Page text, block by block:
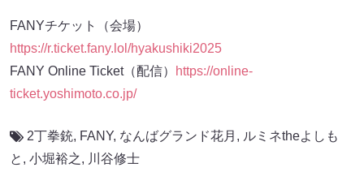
FANYチケット（会場）
https://r.ticket.fany.lol/hyakushiki2025
FANY Online Ticket（配信）
https://online-
ticket.yoshimoto.co.jp/
2丁拳銃, FANY, なんばグランド花月 , ルミネtheよしも
と , 小堀裕之, 川谷修士